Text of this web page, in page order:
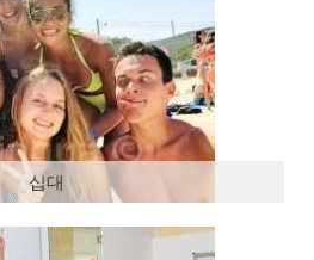
활동
가격 및 일정
여름 캠프
십대